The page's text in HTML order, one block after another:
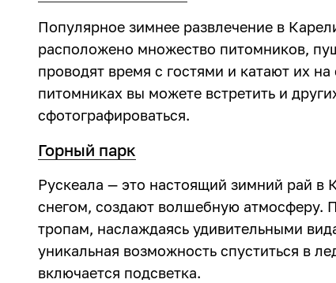
Популярное зимнее развлечение в
расположено множество питомников,
проводят время с гостями и катают их
питомниках вы можете встретить и
сфотографироваться.
Горный парк
Рускеала — это настоящий зимний рай
снегом, создают волшебную атмосферу.
тропам, наслаждаясь удивительными
уникальная возможность спуститься в
включается подсветка.